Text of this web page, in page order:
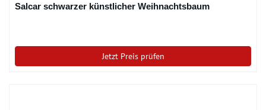
Salcar schwarzer künstlicher Weihnachtsbaum
Jetzt Preis prüfen